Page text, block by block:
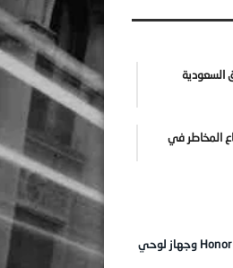
السعودية
المخاطر في
إطلاق هاتف Honor 80 GT وجهاز لوحي